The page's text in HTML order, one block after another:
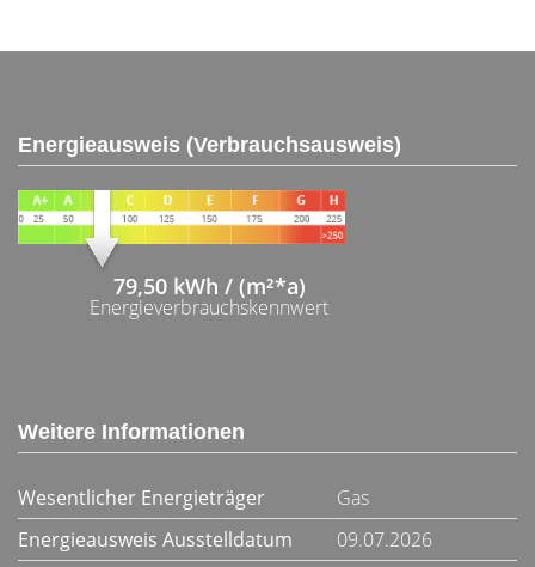
Energieausweis (Verbrauchsausweis)
79,50 kWh / (m²*a)
Energieverbrauchskennwert
Weitere Informationen
Wesentlicher Energieträger
Gas
Energieausweis Ausstelldatum
09.07.2026